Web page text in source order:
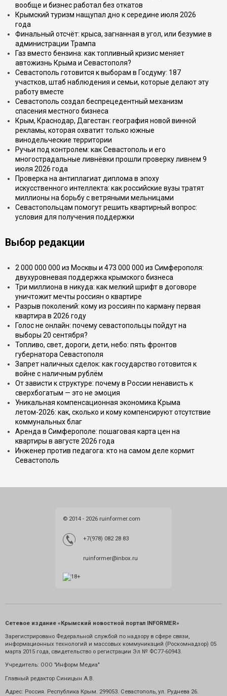
вообще и бизнес работал без откатов
Крымский туризм нащупал дно к середине июля 2026
года
Финальный отсчёт: крыса, загнанная в угол, или безумие в
администрации Трампа
Газ вместо бензина: как топливный кризис меняет
автожизнь Крыма и Севастополя?
Севастополь готовится к выборам в Госдуму: 187
участков, штаб наблюдения и семьи, которые делают эту
работу вместе
Севастополь создал беспрецедентный механизм
спасения местного бизнеса
Крым, Краснодар, Дагестан: география новой винной
рекламы, которая охватит только южные
винодельческие территории
Ручьи под контролем: как Севастополь и его
многострадальные ливнёвки прошли проверку ливнем 9
июля 2026 года
Проверка на антиплагиат диплома в эпоху
искусственного интеллекта: как российские вузы тратят
миллионы на борьбу с ветряными мельницами
Севастопольцам помогут решить квартирный вопрос:
условия для получения поддержки
Выбор редакции
2 000 000 000 из Москвы и 473 000 000 из Симферополя:
двухуровневая поддержка крымского бизнеса
Три миллиона в никуда: как мелкий шрифт в договоре
уничтожит мечты россиян о квартире
Разрыв поколений: кому из россиян по карману первая
квартира в 2026 году
Голос не онлайн: почему севастопольцы пойдут на
выборы 20 сентября?
Топливо, свет, дороги, дети, небо: пять фронтов
губернатора Севастополя
Запрет наличных сделок: как государство готовится к
войне с наличным рублём
От зависти к структуре: почему в России ненависть к
сверхбогатым — это не эмоция
Уникальная компенсационная экономика Крыма
летом-2026: как, сколько и кому компенсируют отсутствие
коммунальных благ
Аренда в Симферополе: пошаговая карта цен на
квартиры в августе 2026 года
Инженер против педагога: кто на самом деле кормит
Севастополь
© 2014 - 2026 ruinformer.com
+7(978) 082 28 83
ruinformer@inbox.ru
Сетевое издание «Крымский новостной портал INFORMER»
Зарегистрировано Федеральной службой по надзору в сфере связи,
информационных технологий и массовых коммуникаций (Роскомнадзор) 05
марта 2015 года, свидетельство о регистрации Эл № ФС77-60943.
Учредитель: ООО "Информ Медиа"
Главный редактор Синицын А.В.
Адрес: Россия. Республика Крым. 299053. Севастополь, ул. Руднева 26.